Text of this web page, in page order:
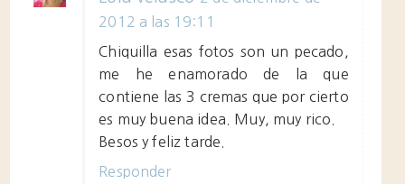
2012 a las 19:11
Chiquilla esas fotos son un pecado,
me he enamorado de la que
contiene las 3 cremas que por cierto
es muy buena idea. Muy, muy rico.
Besos y feliz tarde.
Responder